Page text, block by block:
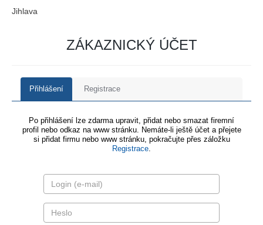
Jihlava
ZÁKAZNICKÝ ÚČET
Přihlášení Registrace
Po přihlášení lze zdarma upravit, přidat nebo smazat firemní
profil nebo odkaz na www stránku. Nemáte-li ještě účet a přejete
si přidat firmu nebo www stránku, pokračujte přes záložku
Registrace.